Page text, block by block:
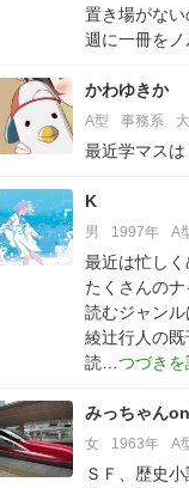
置き場がない
週に一冊を
かわゆきか
A型 事務系
最近学マスは
K
男 1997年 A
最近は忙しく
たくさんの
読むジャンル
綾辻行人の
読
みっちゃん
女 1963年 A
ＳＦ、歴史